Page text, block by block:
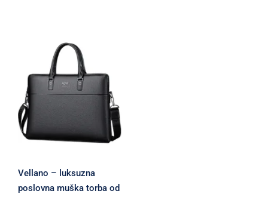
Vellano – luksuzna
poslovna muška torba od